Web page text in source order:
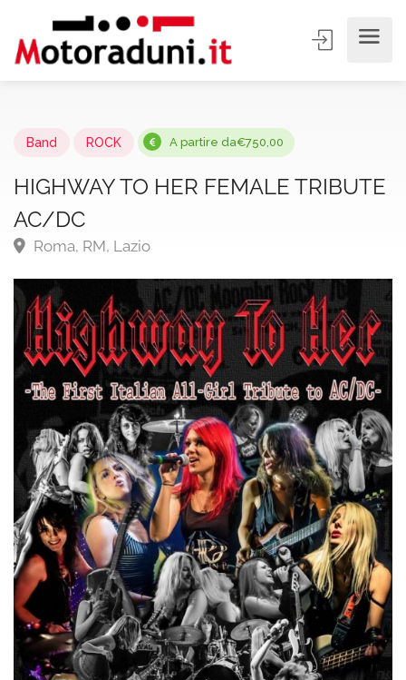
Band ROCK A partire da€750,00
HIGHWAY TO HER FEMALE TRIBUTE
AC/DC
Roma, RM, Lazio